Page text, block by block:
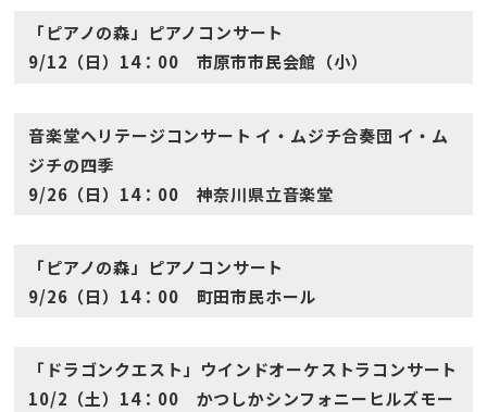
「ピアノの森」ピアノコンサート
9/12（日）14：00 市原市市民会館（小）
音楽堂ヘリテージコンサート イ・ムジチ合奏団 イ・ム
ジチの四季
9/26（日）14：00 神奈川県立音楽堂
「ピアノの森」ピアノコンサート
9/26（日）14：00 町田市民ホール
「ドラゴンクエスト」ウインドオーケストラコンサート
10/2（土）14：00 かつしかシンフォニーヒルズモー